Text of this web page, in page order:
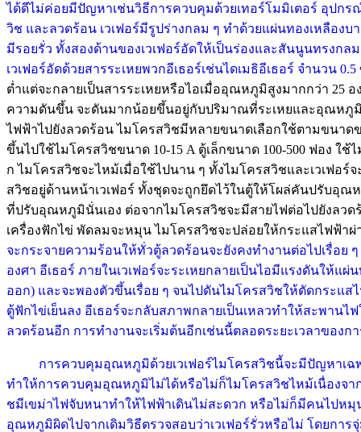
ได้ดีไม่ค่อยมีปัญหาเช่นวิธีการควบคุมด้วยเทอร์โมมิเตอร์ อุปก
วิช และลวดร้อน เวเฟอร์มีรูปร่างกลม ๆ ทำด้วยแผ่นทองเหลือง
มีรอยรั่ว ทั้งสองด้านของเวเฟอร์อัดให้เป็นร่องและสันนูนทรงกล
เวเฟอร์อัดด้วยสารระเหยพวกอีเธอร์เช่นไดเมธิอีเธอร์ จำนวน
ต่ำแต่จะกลายเป็นสารระเหยหรือไอเมื่ออุณหภูมิสูงมากกว่า 25
ความดันขึ้น จะดันมากน้อยขึ้นอยู่กับปริมาณที่ระเหยและอุณหภูมิ
ไฟฟ้าไปยังลวดร้อน ไมโครสวิชมีหลายขนาดเลือกใช้ตามขนาด
ขึ้นไปใช้ไมโครสวิชขนาด 10-15 A ตู้เล็กขนาด 100-500 ฟอง ใ
ก ไมโครสวิชจะไหม้เมื่อใช้ไปนาน ๆ ทั้งไมโครสวิชและเวเฟอร์
สวิชอยู่ด้านหน้าเวเฟอร์ ทั้งชุดจะถูกยึดไว้ในตู้ให้โผล่คันปรับอุ
ที่ปรับอุณหภูมินั่นเอง ต่อจากไมโครสวิชจะมีสายไฟต่อไปยังลวด
เครื่องฟักไข่ พัดลมจะหมุน ไมโครสวิชจะปล่อยให้กระแสไฟฟ้า
จะกระจายความร้อนให้ทั่วตู้ลวดร้อนจะยังคงทำงานต่อไปเรื่อย
องศา อีเธอร์ ภายในเวเฟอร์จะระเหยกลายเป็นไอมีแรงดันให้แ
ออก) และจะพองตัวขึ้นเรื่อย ๆ จนไปดันไมโครสวิชให้ตัดกระแ
ตู้ฟักไข่เย็นลง อีเธอร์จะกลับสภาพกลายเป็นเหลวทำให้สะพาน
ลวดร้อนอีก การทำงานจะเริ่มต้นอีกเช่นนี้ตลอดระยะเวลาของก
การควบคุมอุณหภูมิด้วยเวเฟอร์ไมโครสวิชนี้จะมีปัญหาเฉพา
ทำให้การควบคุมอุณหภูมิไม่ได้หรือไม่ก็ไมโครสวิชไหม้เนื่องจ
ชมีเขม่าไฟจับหนาทำให้ไฟฟ้าเดินไม่สะดวก หรือไม่ก็มีคนไปหมุ
อุณหภูมิผิดไปจากเดิมวิธีตรวจสอบว่าเวเฟอร์รั่วหรือไม่ โดยการ